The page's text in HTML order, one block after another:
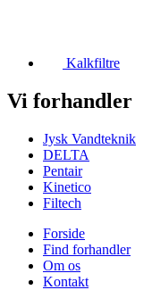
Kalkfiltre
Vi forhandler
Jysk Vandteknik
DELTA
Pentair
Kinetico
Filtech
Forside
Find forhandler
Om os
Kontakt